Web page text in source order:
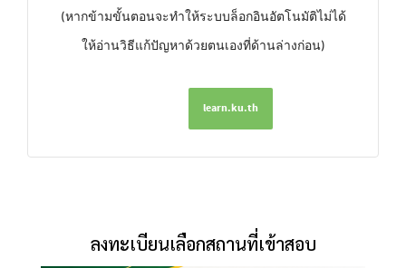
(หากข้ามขั้นตอนจะทำให้ระบบล็อกอินอัตโนมัติไม่ได้
ให้อ่านวิธีแก้ปัญหาด้วยตนเองที่ด้านล่างก่อน)
learn.ku.th
ลงทะเบียนเลือกสถานที่เข้าสอบ